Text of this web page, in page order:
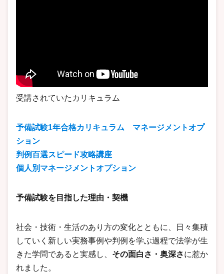
受講されていたカリキュラム
予備試験1年合格カリキュラム マネージメントオプ
ション
判例百選スピード攻略講座
個人別マネージメントオプション
予備試験を目指した理由・契機
社会・技術・生活のあり方の変化とともに、日々集積
していく新しい実務事例や判例を学ぶ過程で法学が生
きた学問であると実感し、 その面白さ・奥深さに惹か
れました。